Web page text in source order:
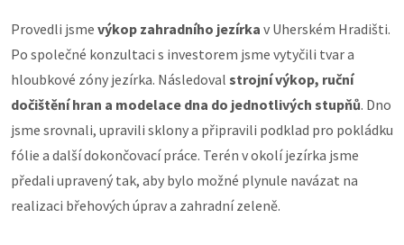
Provedli jsme výkop zahradního jezírka v Uherském Hradišti.
Po společné konzultaci s investorem jsme vytyčili tvar a
hloubkové zóny jezírka. Následoval strojní výkop, ruční
dočištění hran a modelace dna do jednotlivých stupňů. Dno
jsme srovnali, upravili sklony a připravili podklad pro pokládku
fólie a další dokončovací práce. Terén v okolí jezírka jsme
předali upravený tak, aby bylo možné plynule navázat na
realizaci břehových úprav a zahradní zeleně.